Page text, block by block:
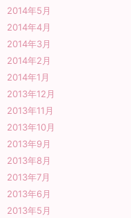
2014年5月
2014年4月
2014年3月
2014年2月
2014年1月
2013年12月
2013年11月
2013年10月
2013年9月
2013年8月
2013年7月
2013年6月
2013年5月